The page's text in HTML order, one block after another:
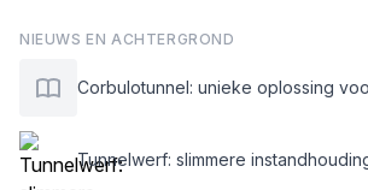
NIEUWS EN ACHTERGROND
Corbulotunnel: unieke oplossing
Tunnelwerf: slimmere